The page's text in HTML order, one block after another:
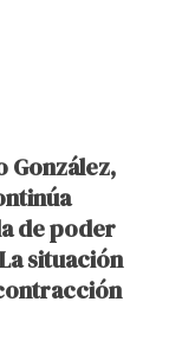
González,
de poder
situación